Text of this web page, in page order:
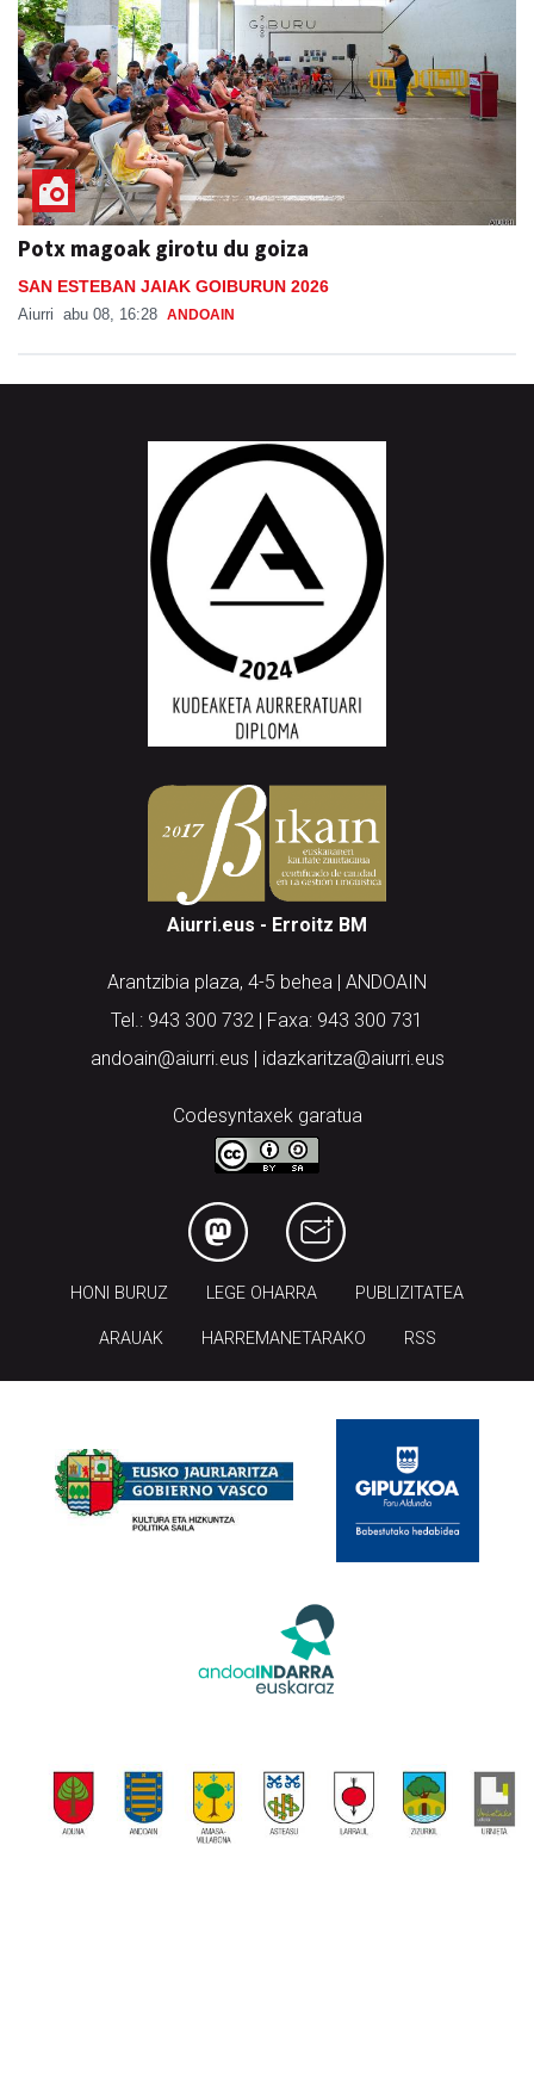
Potx magoak girotu du goiza
SAN ESTEBAN JAIAK GOIBURUN 2026
Aiurri abu 08, 16:28 ANDOAIN
Aiurri.eus - Erroitz BM
Arantzibia plaza, 4-5 behea | ANDOAIN
Tel.: 943 300 732 | Faxa: 943 300 731
andoain@aiurri.eus | idazkaritza@aiurri.eus
Codesyntaxek garatua
HONI BURUZ LEGE OHARRA PUBLIZITATEA
ARAUAK HARREMANETARAKO RSS